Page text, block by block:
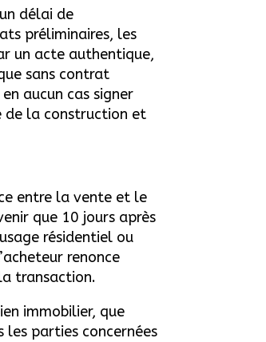
délai de
préliminaires, les
un acte authentique,
sans contrat
aucun cas signer
de la construction et
entre la vente et le
que 10 jours après
résidentiel ou
renonce
transaction.
immobilier, que
les parties concernées